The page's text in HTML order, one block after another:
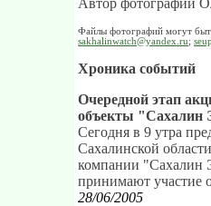
Автор фотографий
Файлы фотографий могут
sakhalinwatch@yandex.ru;
Хроника событий
Очередной этап
объекты "Сахалин
Сегодня в 9 утра
Сахалинской
компании "Сахалин
принимают участие
28/06/2005